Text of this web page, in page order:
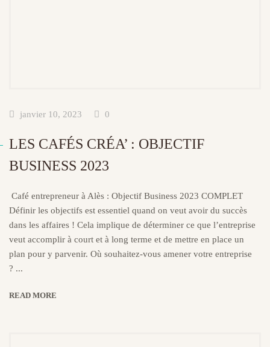
janvier 10, 2023 0
LES CAFÉS CRÉA’ : OBJECTIF
BUSINESS 2023
Café entrepreneur à Alès : Objectif Business 2023 COMPLET
Définir les objectifs est essentiel quand on veut avoir du succès
dans les affaires ! Cela implique de déterminer ce que l’entreprise
veut accomplir à court et à long terme et de mettre en place un
plan pour y parvenir. Où souhaitez-vous amener votre entreprise
? ...
READ MORE